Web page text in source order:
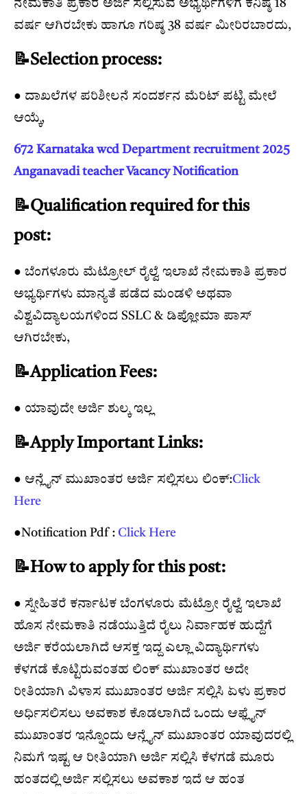
ನೇಮಕಾತಿ ಪ್ರಕಾರ ಅರ್ಜಿ ಸಲ್ಲಿಸುವ ಅಭ್ಯರ್ಥಿಗಳಿಗೆ ಕನಿಷ್ಠ 18
ವರ್ಷ ಆಗಿರಬೇಕು ಹಾಗೂ ಗರಿಷ್ಠ 38 ವರ್ಷ ಮೀರಿರಬಾರದು,
📝Selection process:
● ದಾಖಲೆಗಳ ಪರಿಶೀಲನೆ ಸಂದರ್ಶನ ಮೆರಿಟ್ ಪಟ್ಟಿ ಮೇಲೆ
ಆಯ್ಕೆ,
672 Karnataka wcd Department recruitment 2025
Anganavadi teacher Vacancy Notification
📝Qualification required for this
post:
● ಬೆಂಗಳೂರು ಮೆಟ್ರೋಲ್ ರೈಲ್ವೆ ಇಲಾಖೆ ನೇಮಕಾತಿ ಪ್ರಕಾರ
ಅಭ್ಯರ್ಥಿಗಳು ಮಾನ್ಯತೆ ಪಡೆದ ಮಂಡಳಿ ಅಥವಾ
ವಿಶ್ವವಿದ್ಯಾಲಯಗಳಿಂದ SSLC & ಡಿಪ್ಲೋಮಾ ಪಾಸ್
ಆಗಿರಬೇಕು,
📝Application Fees:
● ಯಾವುದೇ ಅರ್ಜಿ ಶುಲ್ಕ ಇಲ್ಲ
📝Apply Important Links:
● ಆನ್ಲೈನ್ ಮುಖಾಂತರ ಅರ್ಜಿ ಸಲ್ಲಿಸಲು ಲಿಂಕ್:Click
Here
●Notification Pdf : Click Here
📝How to apply for this post:
● ಸ್ನೇಹಿತರೆ ಕರ್ನಾಟಕ ಬೆಂಗಳೂರು ಮೆಟ್ರೋ ರೈಲ್ವೆ ಇಲಾಖೆ
ಹೊಸ ನೇಮಕಾತಿ ನಡೆಯುತ್ತಿದೆ ರೈಲು ನಿರ್ವಾಹಕ ಹುದ್ದೆಗೆ
ಅರ್ಜಿ ಕರೆಯಲಾಗಿದೆ ಆಸಕ್ತ ಇದ್ದ ಎಲ್ಲಾ ವಿದ್ಯಾರ್ಥಿಗಳು
ಕೆಳಗಡೆ ಕೊಟ್ಟಿರುವಂತಹ ಲಿಂಕ್ ಮುಖಾಂತರ ಅದೇ
ರೀತಿಯಾಗಿ ವಿಳಾಸ ಮುಖಾಂತರ ಅರ್ಜಿ ಸಲ್ಲಿಸಿ ಏಳು ಪ್ರಕಾರ
ಅರ್ಧಿಸಲಿಸಲು ಅವಕಾಶ ಕೊಡಲಾಗಿದೆ ಒಂದು ಆಫ್ಲೈನ್
ಮುಖಾಂತರ ಇನ್ನೊಂದು ಆನ್ಲೈನ್ ಮುಖಾಂತರ ಯಾವುದರಲ್ಲಿ
ನಿಮಗೆ ಇಷ್ಟ ಆ ರೀತಿಯಾಗಿ ಅರ್ಜಿ ಸಲ್ಲಿಸಿ ಕೆಳಗಡೆ ಮೂರು
ಹಂತದಲ್ಲಿ ಅರ್ಜಿ ಸಲ್ಲಿಸಲು ಅವಕಾಶ ಇದೆ ಆ ಹಂತ